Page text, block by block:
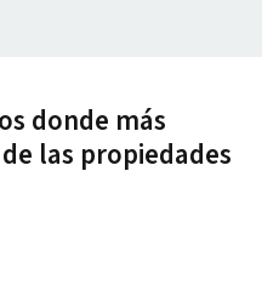
donde más
las propiedades